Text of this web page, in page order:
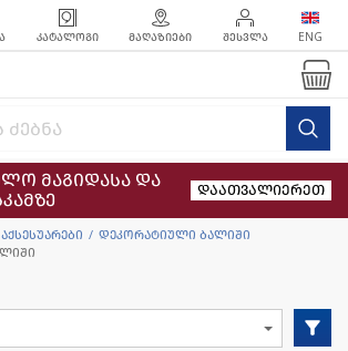
ᲙᲐᲢᲐᲚᲝᲒᲘ ᲛᲐᲦᲐᲖᲘᲔᲑᲘ ᲨᲔᲡᲕᲚᲐ ENG
მაგიდასა და
დაათვალიერეთ
დეკორატიული ბალიში